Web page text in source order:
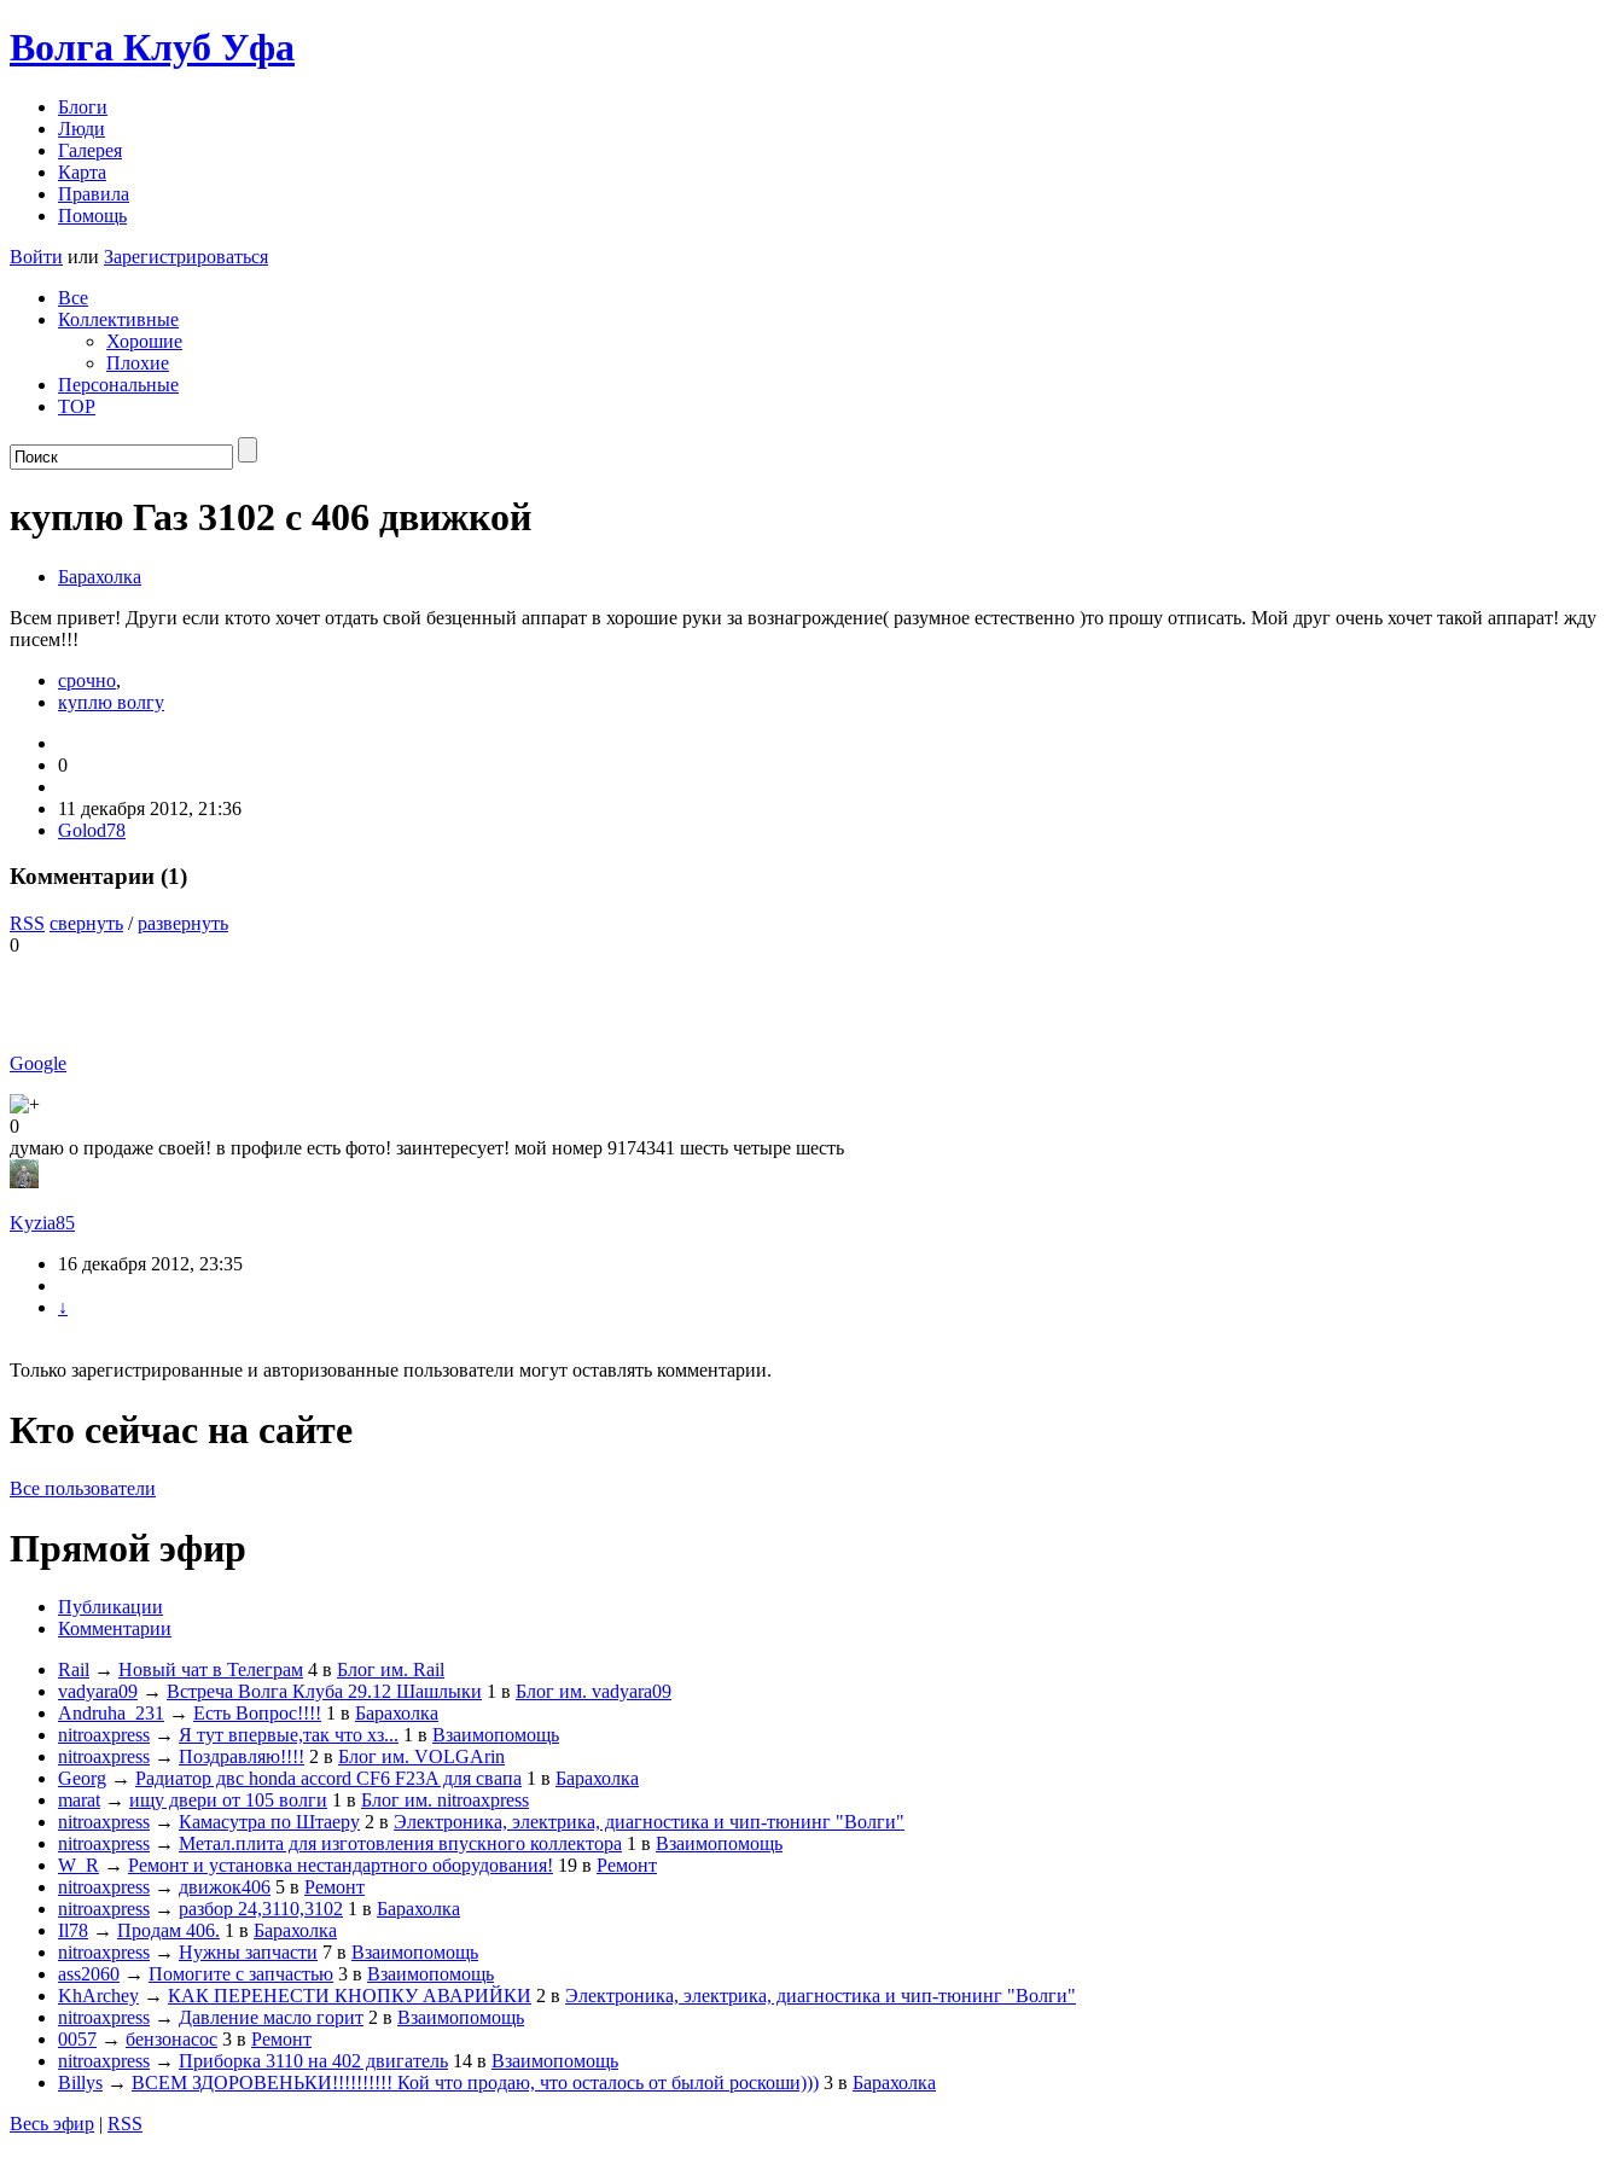
Волга Клуб Уфа
Блоги
Люди
Галерея
Карта
Правила
Помощь
Войти или Зарегистрироваться
Все
Коллективные
Хорошие
Плохие
Персональные
TOP
куплю Газ 3102 с 406 движкой
Барахолка
Всем привет! Други если ктото хочет отдать свой безценный аппарат в хорошие руки за вознагрождение( разумное естественно )то прошу отписать. Мой друг очень хочет такой аппарат! жду
писем!!!
срочно,
куплю волгу
0
11 декабря 2012, 21:36
Golod78
Комментарии (1)
RSS свернуть /развернуть
0
Google
0
думаю о продаже своей! в профиле есть фото! заинтересует! мой номер 9174341 шесть четыре шесть
Kyzia85
16 декабря 2012, 23:35
↓
Только зарегистрированные и авторизованные пользователи могут оставлять комментарии.
Кто сейчас на сайте
Все пользователи
Прямой эфир
Публикации
Комментарии
Rail → Новый чат в Телеграм 4 в Блог им. Rail
vadyara09 → Встреча Волга Клуба 29.12 Шашлыки 1 в Блог им. vadyara09
Andruha_231 → Есть Вопрос!!!! 1 в Барахолка
nitroaxpress → Я тут впервые,так что хз... 1 в Взаимопомощь
nitroaxpress → Поздравляю!!!! 2 в Блог им. VOLGArin
Georg → Радиатор двс honda accord CF6 F23A для свапа 1 в Барахолка
marat → ищу двери от 105 волги 1 в Блог им. nitroaxpress
nitroaxpress → Камасутра по Штаеру 2 в Электроника, электрика, диагностика и чип-тюнинг "Волги"
nitroaxpress → Метал.плита для изготовления впускного коллектора 1 в Взаимопомощь
W_R → Ремонт и установка нестандартного оборудования! 19 в Ремонт
nitroaxpress → движок406 5 в Ремонт
nitroaxpress → разбор 24,3110,3102 1 в Барахолка
Il78 → Продам 406. 1 в Барахолка
nitroaxpress → Нужны запчасти 7 в Взаимопомощь
ass2060 → Помогите с запчастью 3 в Взаимопомощь
KhArchey → КАК ПЕРЕНЕСТИ КНОПКУ АВАРИЙКИ 2 в Электроника, электрика, диагностика и чип-тюнинг "Волги"
nitroaxpress → Давление масло горит 2 в Взаимопомощь
0057 → бензонасос 3 в Ремонт
nitroaxpress → Приборка 3110 на 402 двигатель 14 в Взаимопомощь
Billys → ВСЕМ ЗДОРОВЕНЬКИ!!!!!!!!!! Кой что продаю, что осталось от былой роскоши))) 3 в Барахолка
Весь эфир | RSS